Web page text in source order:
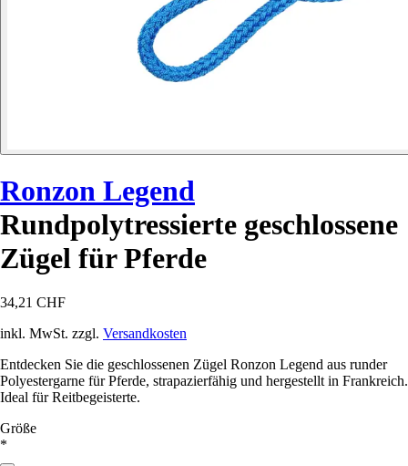
Ronzon Legend
Rundpolytressierte geschlossene
Zügel für Pferde
34,21 CHF
inkl. MwSt. zzgl. Versandkosten
Entdecken Sie die geschlossenen Zügel Ronzon Legend aus runder
Polyestergarne für Pferde, strapazierfähig und hergestellt in Frankreich.
Ideal für Reitbegeisterte.
Größe
*